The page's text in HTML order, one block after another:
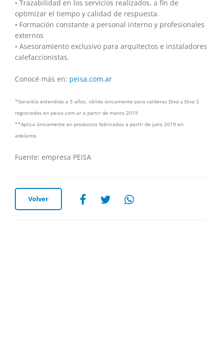
• Trazabilidad en los servicios realizados, a fin de
optimizar el tiempo y calidad de respuesta.
• Formación constante a personal interno y profesionales
externos
• Asesoramiento exclusivo para arquitectos e instaladores
calefaccionistas.
Conocé más en: peisa.com.ar
*Garantía extendida a 5 años, válida únicamente para calderas Diva y Diva S
registradas en peisa.com.ar a partir de marzo 2019
**Aplica únicamente en productos fabricados a partir de julio 2019 en
adelante.
Fuente: empresa PEISA
Volver